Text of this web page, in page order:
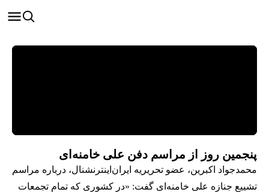
پنجمین روز از مراسم دفن علی خامنه‌ای
محمدجواد اکبرین، عضو تحریریه ایران‌اینترنشنال، درباره مراسم
تشییع جنازه علی خامنه‌ای گفت: «در کشوری که تمام تجمعات